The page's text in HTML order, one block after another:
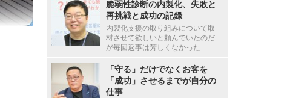
脆弱性診断の内製化、失敗と
再挑戦と成功の記録
内製化支援の取り組みについて取
材させて欲しいと頼んでいたのだ
が毎回返事は芳しくなかった
「守る」だけでなくお客を
「成功」させるまでが自分の
仕事